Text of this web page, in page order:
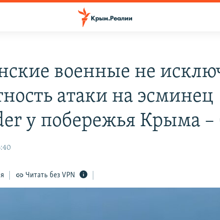
военные не
атаки на эсминец
у побережья Крыма
Читать без VPN